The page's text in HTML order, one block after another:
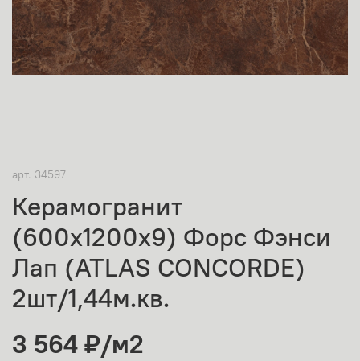
арт. 34597
Керамогранит
(600х1200х9) Форс Фэнси
Лап (ATLAS CONCORDE)
2шт/1,44м.кв.
3 564 ₽/м2